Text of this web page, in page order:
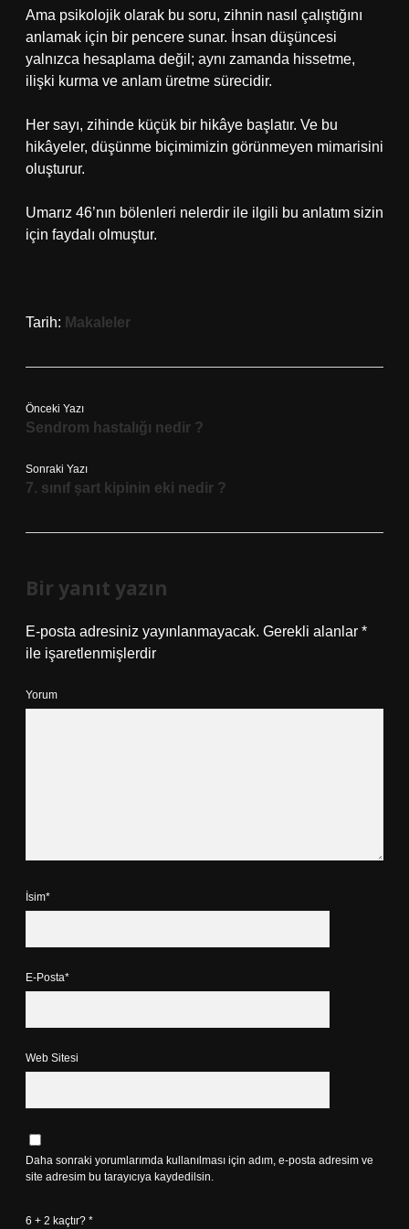
Ama psikolojik olarak bu soru, zihnin nasıl çalıştığını
anlamak için bir pencere sunar. İnsan düşüncesi
yalnızca hesaplama değil; aynı zamanda hissetme,
ilişki kurma ve anlam üretme sürecidir.
Her sayı, zihinde küçük bir hikâye başlatır. Ve bu
hikâyeler, düşünme biçimimizin görünmeyen mimarisini
oluşturur.
Umarız 46’nın bölenleri nelerdir ile ilgili bu anlatım sizin
için faydalı olmuştur.
Tarih: Makaleler
Önceki Yazı
Sendrom hastalığı nedir ?
Sonraki Yazı
7. sınıf şart kipinin eki nedir ?
Bir yanıt yazın
E-posta adresiniz yayınlanmayacak. Gerekli alanlar *
ile işaretlenmişlerdir
Yorum
İsim*
E-Posta*
Web Sitesi
Daha sonraki yorumlarımda kullanılması için adım, e-posta adresim ve
site adresim bu tarayıcıya kaydedilsin.
6 + 2 kaçtır? *